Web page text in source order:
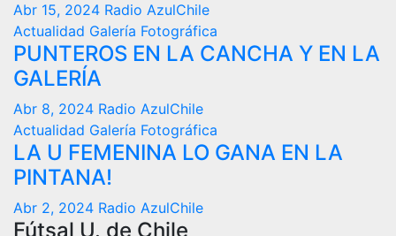
Abr 15, 2024 Radio AzulChile
Actualidad Galería Fotográfica
PUNTEROS EN LA CANCHA Y EN LA
GALERÍA
Abr 8, 2024 Radio AzulChile
Actualidad Galería Fotográfica
LA U FEMENINA LO GANA EN LA
PINTANA!
Abr 2, 2024 Radio AzulChile
Fútsal U. de Chile